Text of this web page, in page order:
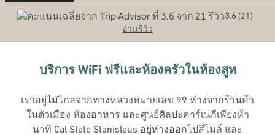
3.6 (21)
อ่านรีวิว
บริการ WiFi ฟรีและห้องครัวในห้องสูท
เราอยู่ไม่ไกลจากทางหลวงหมายเลข 99 ห่างจากร้านค้า
ในตัวเมือง ห้องอาหาร และศูนย์ศิลปะคาร์เนกีเพียงห้า
นาที Cal State Stanislaus อยู่ห่างออกไปสี่ไมล์ และ